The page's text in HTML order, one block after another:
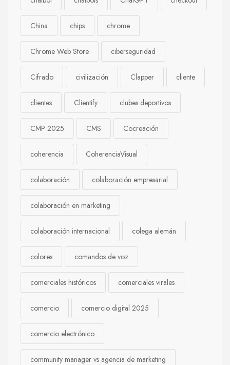
China chips chrome
Chrome Web Store ciberseguridad
Cifrado civilización Clapper cliente
clientes Clientify clubes deportivos
CMP 2025 CMS Cocreación
coherencia CoherenciaVisual
colaboración colaboración empresarial
colaboración en marketing
colaboración internacional colega alemán
colores comandos de voz
comerciales históricos comerciales virales
comercio comercio digital 2025
comercio electrónico
community manager vs agencia de marketing